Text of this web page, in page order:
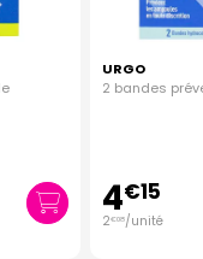
URGO
2 bandes
4€15
2€08/unité